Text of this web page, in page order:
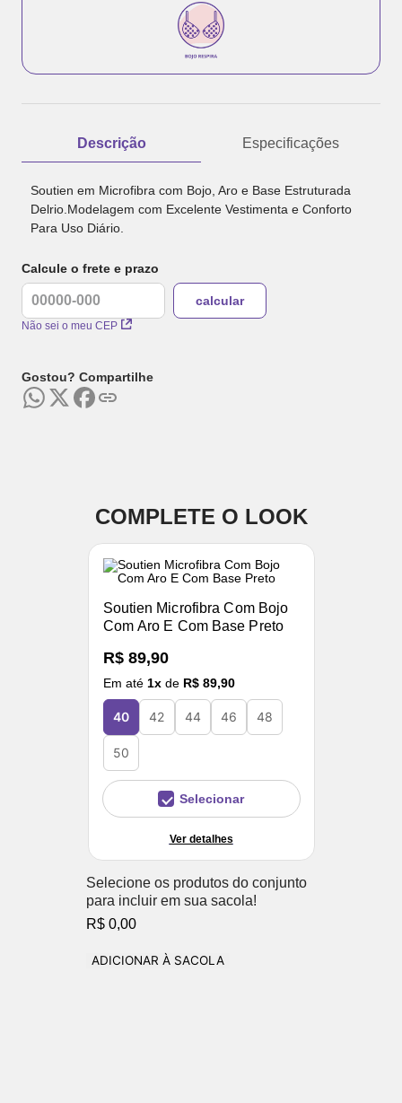
Descrição Especificações
Soutien em Microfibra com Bojo, Aro e Base Estruturada
Delrio.Modelagem com Excelente Vestimenta e Conforto
Para Uso Diário.
Calcule o frete e prazo
Não sei o meu CEP
Gostou? Compartilhe
COMPLETE O LOOK
Soutien Microfibra Com Bojo
Com Aro E Com Base Preto
R$ 89,90
Em até 1x de R$ 89,90
40 42 44 46 48
50
Selecionar
Ver detalhes
Selecione os produtos do conjunto
para incluir em sua sacola!
R$ 0,00
ADICIONAR À SACOLA